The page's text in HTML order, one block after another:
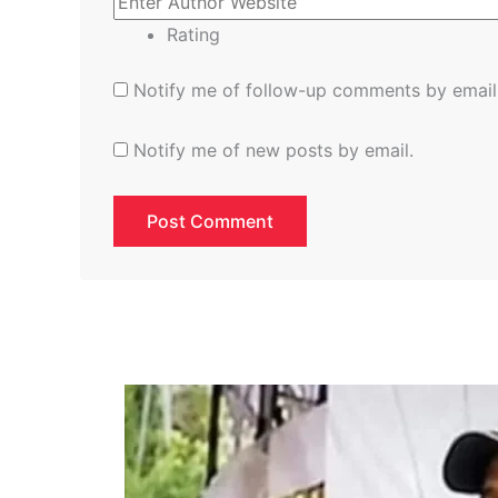
Rating
Notify me of follow-up comments by
Notify me of new posts by email.